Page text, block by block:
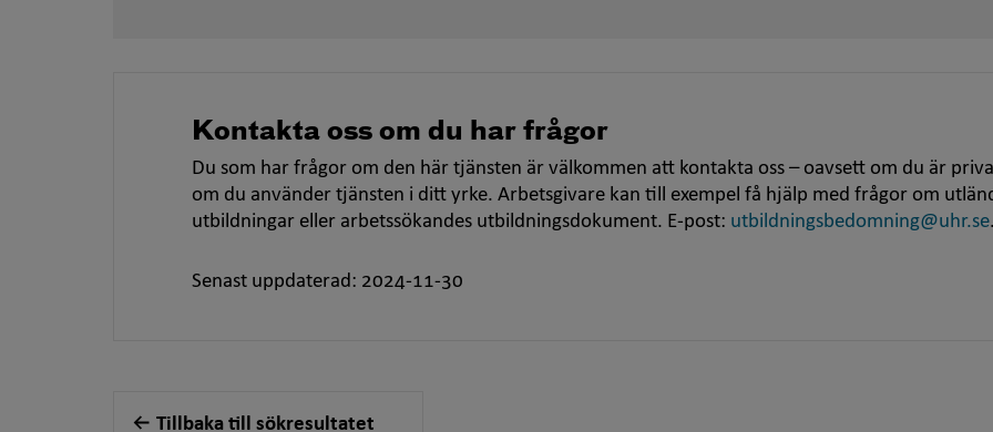
Kontakta oss om du har frågor
Du som har frågor om den här tjänsten är välkommen att kontakta oss – oavsett om du är
om du använder tjänsten i ditt yrke. Arbetsgivare kan till exempel få hjälp med frågor om
utbildningar eller arbetssökandes utbildningsdokument. E-post: utbildningsbedomning@uhr.se.
Senast uppdaterad: 2024-11-30
Tillbaka till sökresultatet